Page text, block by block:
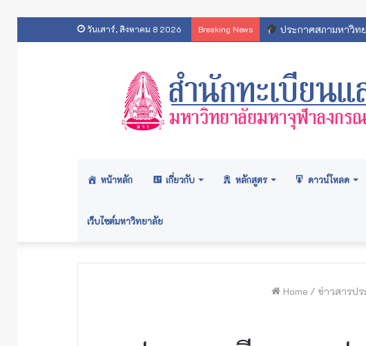
วันเสาร์, สิงหาคม 8 2026 Breaking News สารสนเทศสถิตินิสิตมห
หน้าหลัก เกี่ยวกับ หลักสูตร ดาวน์โหลด
เว็บไซต์มหาวิทยาลัย
Home / ข่าวสารป